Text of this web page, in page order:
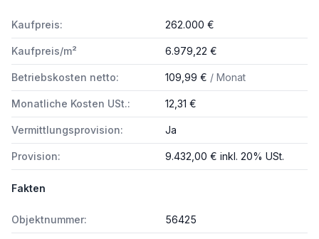
Kaufpreis: 262.000 €
Kaufpreis/m² 6.979,22 €
Betriebskosten netto: 109,99 € / Monat
Monatliche Kosten USt.: 12,31 €
Vermittlungsprovision: Ja
Provision: 9.432,00 € inkl. 20% USt.
Fakten
Objektnummer: 56425